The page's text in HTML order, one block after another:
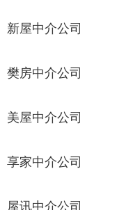
新屋中介公司
樊房中介公司
美屋中介公司
享家中介公司
屋讯中介公司